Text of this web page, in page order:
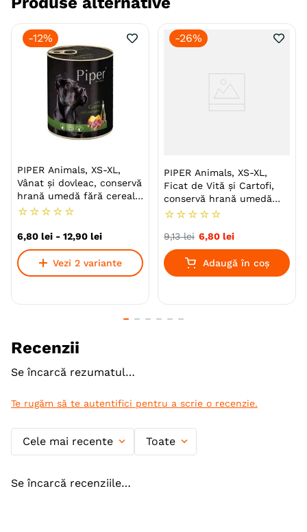
sursa de antioxidanti, vitamine si minerale si
regleaza peristaltismul intestinal datorita
continutului de fibre.
Specie
Calitate Hrana Ultra-Premium
Tip formula Grain Free
Aroma Vita
Monoproteic Nu
Conserva
Gama
-12%
PIPER Animals, XS-XL,
Vânat și dovleac, conservă
hrană umedă fără cereale
câini, (în aspic)
☆ ☆ ☆ ☆ ☆
6,80 lei - 12,90 lei
Vezi 2 variante
-26%
PIPER Animals, XS-XL,
Ficat de Vită și Cartofi,
conservă hrană umedă
fără cereale câini, (în
☆ ☆ ☆ ☆ ☆
9,13 lei 6,80 lei
Adaugă în coș
Recenzii
Se încarcă rezumatul…
Te rugăm să te autentifici pentru a scrie o recenzie.
Cele mai recente Toate
Se încarcă recenziile…